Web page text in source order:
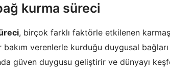
kurma süreci
, birçok farklı faktörle etkilenen
verenlerle kurduğu duygusal
güven duygusu geliştirir ve dünyayı